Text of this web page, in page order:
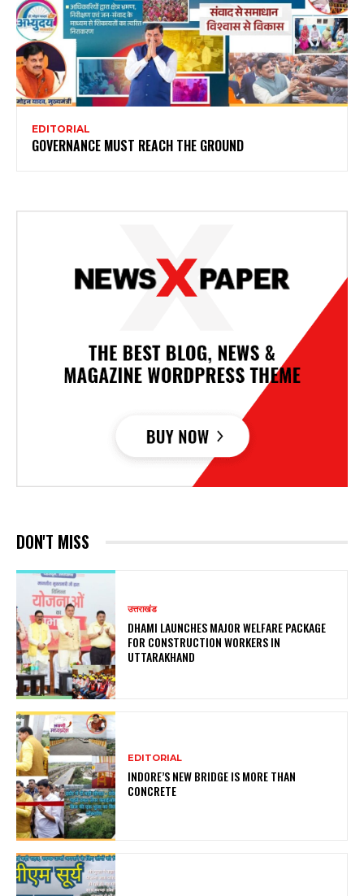
EDITORIAL
GOVERNANCE MUST REACH THE GROUND
DON'T MISS
उत्तराखंड
DHAMI LAUNCHES MAJOR WELFARE PACKAGE
FOR CONSTRUCTION WORKERS IN
UTTARAKHAND
EDITORIAL
INDORE’S NEW BRIDGE IS MORE THAN
CONCRETE